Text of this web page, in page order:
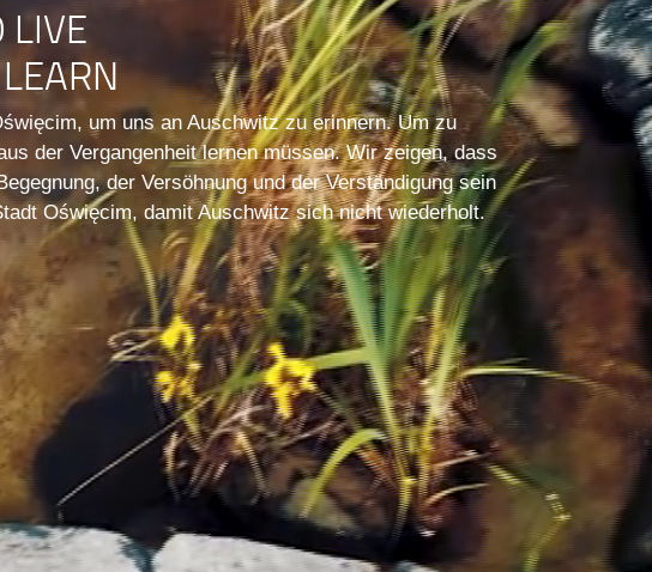
LIVE
um uns an Auschwitz zu erinnern. Um zu
der Vergangenheit lernen müssen. Wir zeigen, dass
der Versöhnung und der Verständigung sein
Oświęcim, damit Auschwitz sich nicht wiederholt.